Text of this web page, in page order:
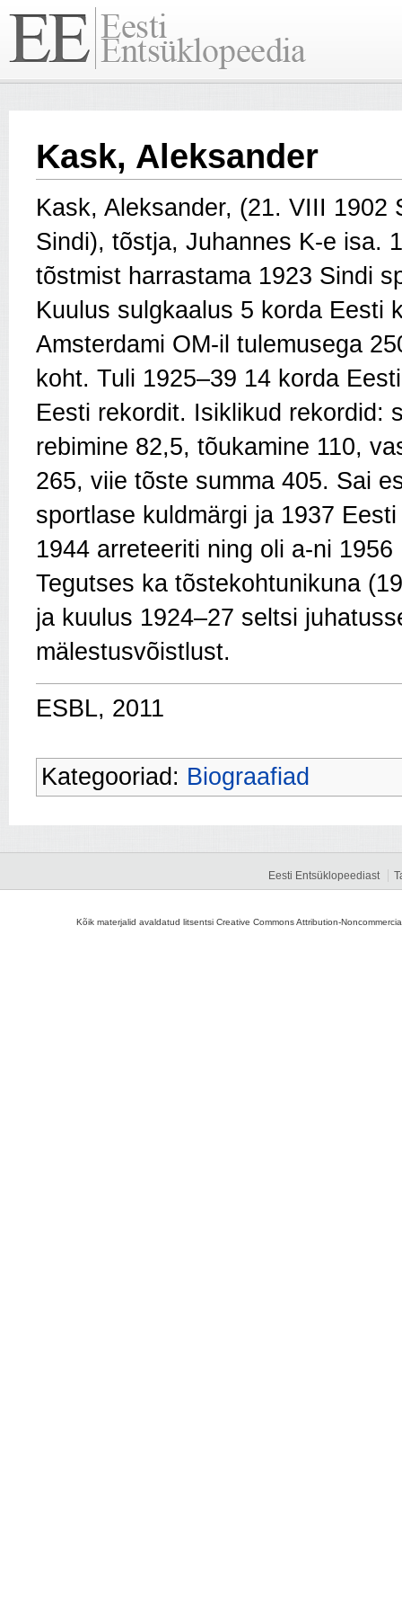
Kask, Aleksander
Kask, Aleksander, (21. VIII 1902
Sindi), tõstja, Juhannes K-e isa.
tõstmist harrastama 1923 Sindi
Kuulus sulgkaalus 5 korda Eesti
Amsterdami OM-il tulemusega
koht. Tuli 1925–39 14 korda
Eesti rekordit. Isiklikud rekordid:
rebimine 82,5, tõukamine 110,
265, viie tõste summa 405. Sai
sportlase kuldmärgi ja 1937
1944 arreteeriti ning oli a-ni
Tegutses ka tõstekohtunikuna
ja kuulus 1924–27 seltsi
mälestusvõistlust.
ESBL, 2011
Kategooriad: Biograafiad
Eesti Entsüklopeediast
Kõik materjalid avaldatud litsentsi Creative Commons Attribution-